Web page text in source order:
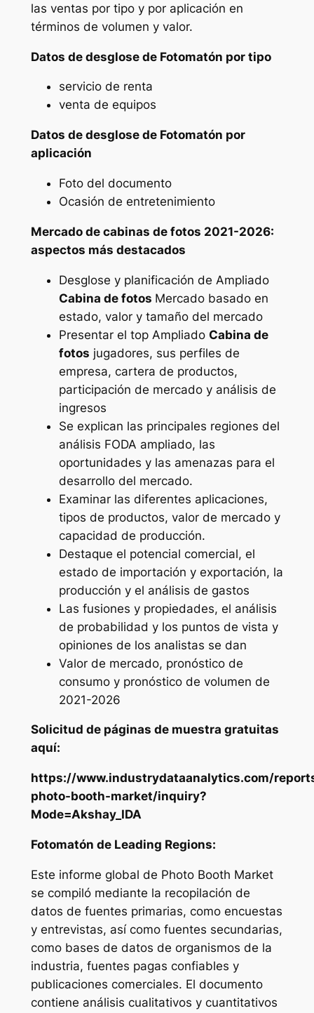
las ventas por tipo y por aplicación en
términos de volumen y valor.
Datos de desglose de Fotomatón por tipo
servicio de renta
venta de equipos
Datos de desglose de Fotomatón por
aplicación
Foto del documento
Ocasión de entretenimiento
Mercado de cabinas de fotos 2021-2026:
aspectos más destacados
Desglose y planificación de Ampliado
Cabina de fotos Mercado basado en
estado, valor y tamaño del mercado
Presentar el top Ampliado Cabina de
fotos jugadores, sus perfiles de
empresa, cartera de productos,
participación de mercado y análisis de
ingresos
Se explican las principales regiones del
análisis FODA ampliado, las
oportunidades y las amenazas para el
desarrollo del mercado.
Examinar las diferentes aplicaciones,
tipos de productos, valor de mercado y
capacidad de producción.
Destaque el potencial comercial, el
estado de importación y exportación, la
producción y el análisis de gastos
Las fusiones y propiedades, el análisis
de probabilidad y los puntos de vista y
opiniones de los analistas se dan
Valor de mercado, pronóstico de
consumo y pronóstico de volumen de
2021-2026
Solicitud de páginas de muestra gratuitas
aquí:
https://www.industrydataanalytics.com/
photo-booth-market/inquiry?
Mode=Akshay_IDA
Fotomatón de Leading Regions:
Este informe global de Photo Booth Market
se compiló mediante la recopilación de
datos de fuentes primarias, como encuestas
y entrevistas, así como fuentes secundarias,
como bases de datos de organismos de la
industria, fuentes pagas confiables y
publicaciones comerciales. El documento
contiene análisis cualitativos y cuantitativos